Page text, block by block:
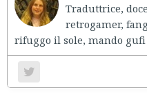
Traduttrice,
retrogamer,
rifuggo il sole, mando gufi